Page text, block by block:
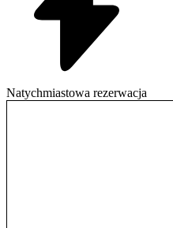
Natychmiastowa rezerwacja